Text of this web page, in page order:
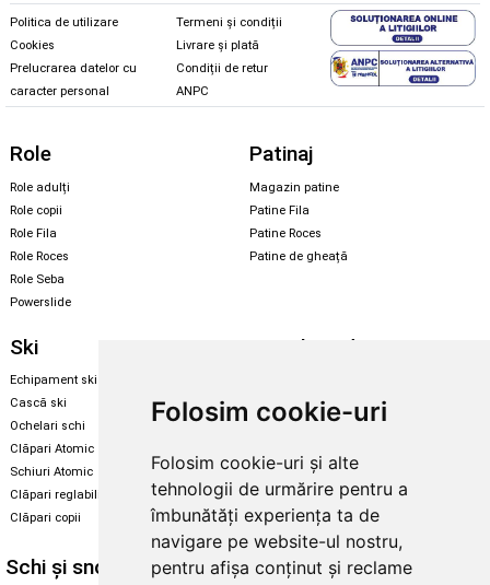
Folosim cookie-uri
Folosim cookie-uri și alte
tehnologii de urmărire pentru a
îmbunătăți experiența ta de
navigare pe website-ul nostru,
pentru afișa conținut și reclame
Politica de utilizare
Cookies
Prelucrarea datelor cu
caracter personal
Termeni și condiții
Livrare și plată
Condiții de retur
ANPC
Role
Role adulți
Role copii
Role Fila
Role Roces
Role Seba
Powerslide
Patinaj
Magazin patine
Patine Fila
Patine Roces
Patine de gheață
Ski
Echipament ski
Cască ski
Ochelari schi
Clăpari Atomic
Schiuri Atomic
Clăpari reglabili
Clăpari copii
Snowboard
Echipament snowboard
Legături Rome SDS
Skate & longboard
Enuff Skateboards
Schi și snowboard Diverse